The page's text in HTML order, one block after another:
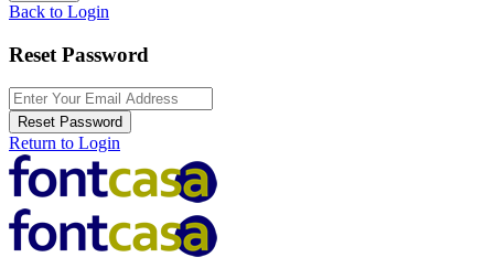
Back to Login
Reset Password
Reset Password
Return to Login